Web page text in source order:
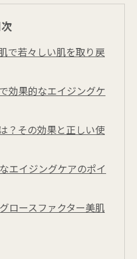
で若々しい肌を取り戻
効果的なエイジングケ
？その効果と正しい使
エイジングケアのポイ
ロースファクター美肌